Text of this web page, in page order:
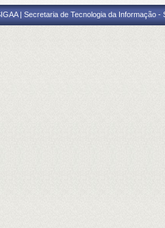
| Secretaria de Tecnologia da Informação